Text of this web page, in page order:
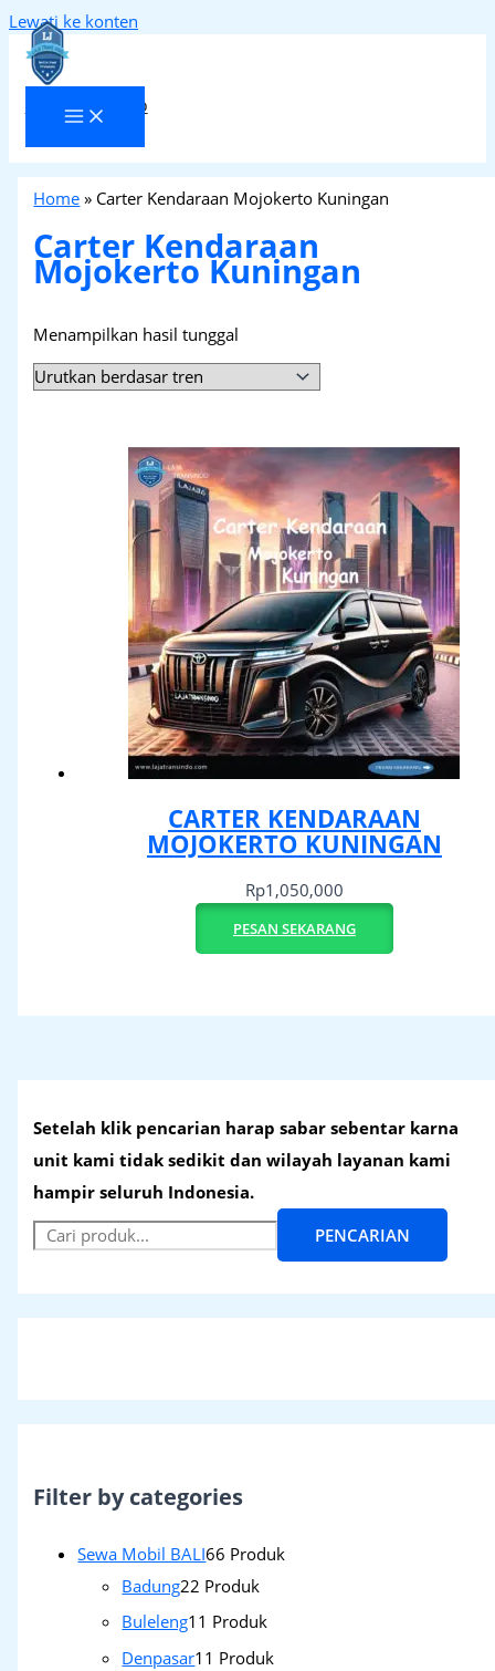
Lewati ke konten
Laja Transindo
Setelah klik pencarian harap sabar sebentar karna
unit kami tidak sedikit dan wilayah layanan kami
hampir seluruh Indonesia.
PENCARIAN
Filter by categories
Sewa Mobil BALI66 Produk
Badung22 Produk
Buleleng1 1 Produk
Denpasar1 1 Produk
Home » Carter Kendaraan Mojokerto Kuningan
Carter Kendaraan
Mojokerto Kuningan
Menampilkan hasil tunggal
CARTER KENDARAAN
MOJOKERTO KUNINGAN
Rp1,050,000
PESAN SEKARANG